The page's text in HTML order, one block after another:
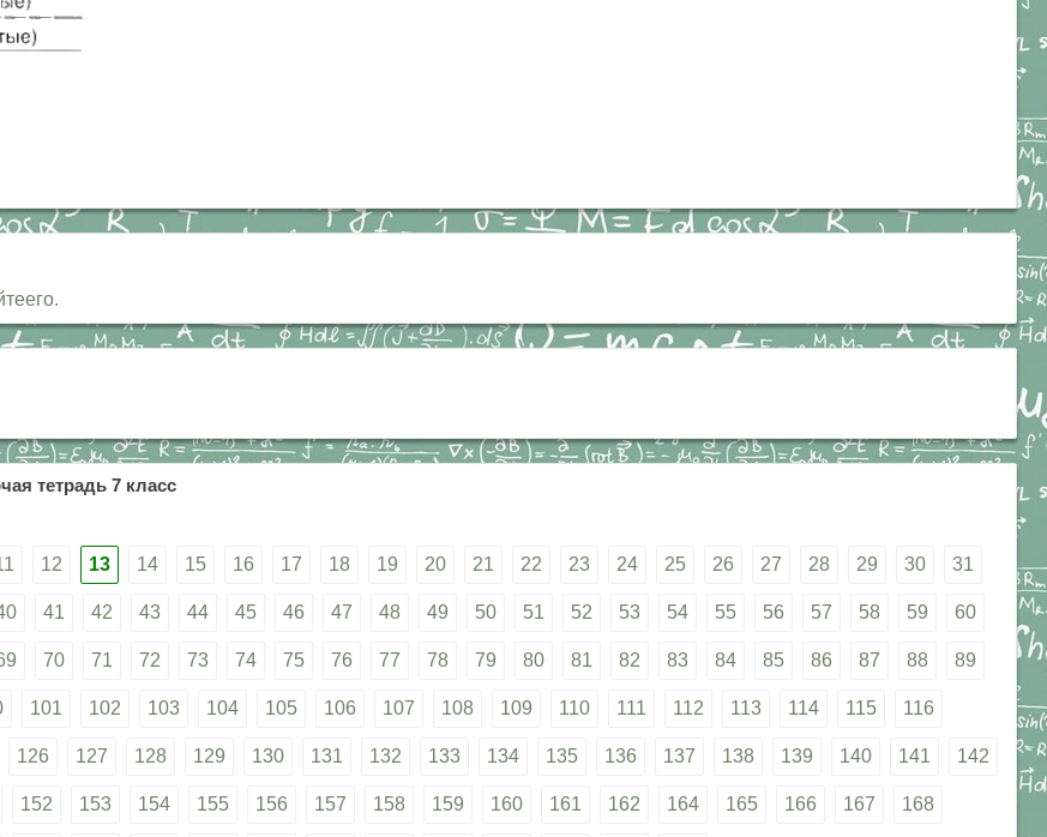
тетрадь 7 класс
12 13 14 15 16 17 18 19 20 21 22 23 24 25 26 27 28 29 30 31
41 42 43 44 45 46 47 48 49 50 51 52 53 54 55 56 57 58 59 60
70 71 72 73 74 75 76 77 78 79 80 81 82 83 84 85 86 87 88 89
101 102 103 104 105 106 107 108 109 110 111 112 113 114 115 116
126 127 128 129 130 131 132 133 134 135 136 137 138 139 140 141 142
152 153 154 155 156 157 158 159 160 161 162 164 165 166 167 168